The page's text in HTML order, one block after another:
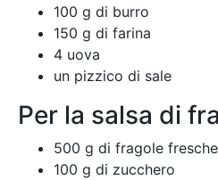
100 g di burro
150 g di farina
4 uova
un pizzico di sale
Per la salsa di
500 g di fragole fresche
100 g di zucchero